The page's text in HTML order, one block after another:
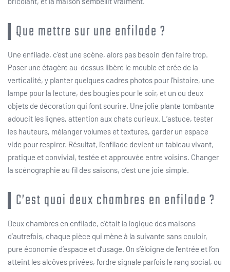
Que mettre sur une enfilade ?
Une enfilade, c’est une scène, alors pas besoin d’en faire trop.
Poser une étagère au-dessus libère le meuble et crée de la
verticalité, y planter quelques cadres photos pour l’histoire, une
lampe pour la lecture, des bougies pour le soir, et un ou deux
objets de décoration qui font sourire. Une jolie plante tombante
adoucit les lignes, attention aux chats curieux. L’astuce, tester
les hauteurs, mélanger volumes et textures, garder un espace
vide pour respirer. Résultat, l’enfilade devient un tableau vivant,
pratique et convivial, testée et approuvée entre voisins. Changer
la scénographie au fil des saisons, c’est une joie simple.
C’est quoi deux chambres en enfilade ?
Deux chambres en enfilade, c’était la logique des maisons
d’autrefois, chaque pièce qui mène à la suivante sans couloir,
pure économie d’espace et d’usage. On s’éloigne de l’entrée et l’on
atteint les alcôves privées, l’ordre signale parfois le rang social, ou